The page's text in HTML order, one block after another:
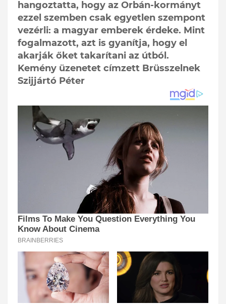
hangoztatta, hogy az Orbán-kormányt
ezzel szemben csak egyetlen szempont
vezérli: a magyar emberek érdeke. Mint
fogalmazott, azt is gyanítja, hogy el
akarják őket takarítani az útból.
Kemény üzenetet címzett Brüsszelnek
Szijjártó Péter